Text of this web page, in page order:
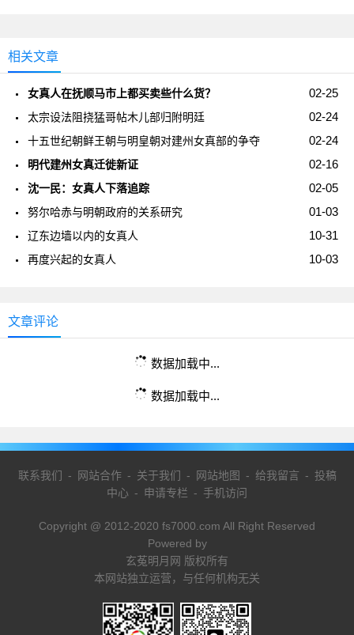
相关文章
02-25
女真人在抚顺马市上都买卖些什么货？
02-24
太宗设法阻挠猛哥帖木儿部归附明廷
02-24
十五世纪朝鲜王朝与明皇朝对建州女真部的争夺
02-16
明代建州女真迁徙新证
02-05
沈一民：女真人下落追踪
01-03
努尔哈赤与明朝政府的关系研究
10-31
辽东边墙以内的女真人
10-03
再度兴起的女真人
文章评论
数据加载中...
数据加载中...
联系我们 - 网站合作- 关于我们 - 网站地图 - 给我留言 - 投稿
中心 - 申请专栏 - 手机访问
Copyright @ 2012-2020 fs7000.com All Right Reserved
Powered by
玄菟明月网 版权所有
本网站独立运营，与任何机构无关